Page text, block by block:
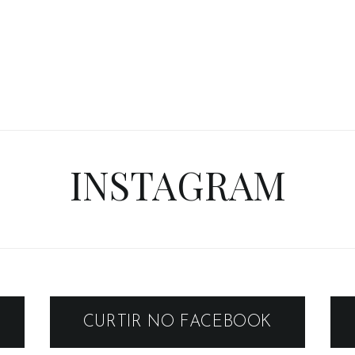
INSTAGRAM
CURTIR NO FACEBOOK